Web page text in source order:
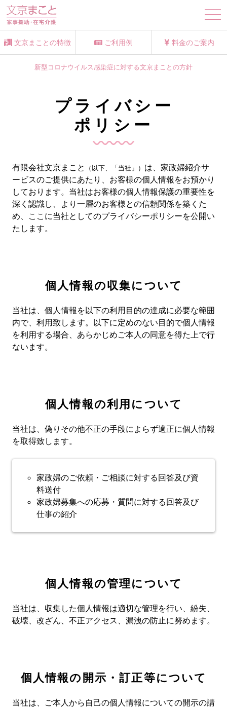
文京まことの特徴 ご利用例 料金のご案内
新型コロナウイルス感染症に対する文京まことの方針
プライバシー
ポリシー
有限会社文京まこと （以下、「当社」） は、家政婦紹介サ
ービスのご提供にあたり、お客様の個人情報をお預かり
しております。当社はお客様の個人情報保護の重要性を
深く認識し、より一層のお客様との信頼関係を築くた
め、ここに当社としてのプライバシーポリシーを公開い
たします。
個人情報の収集について
当社は、個人情報を以下の利用目的の達成に必要な範囲
内で、利用致します。以下に定めのない目的で個人情報
を利用する場合、あらかじめご本人の同意を得た上で行
ないます。
個人情報の利用について
当社は、偽りその他不正の手段によらず適正に個人情報
を取得致します。
家政婦のご依頼・ご相談に対する回答及び資
料送付
家政婦募集への応募・質問に対する回答及び
仕事の紹介
個人情報の管理について
当社は、収集した個人情報は適切な管理を行い、 紛失、
破壊、改ざん、不正アクセス、漏洩の防止に努めます。
個人情報の開示・訂正等について
当社は、ご本人から自己の個人情報についての開示の請